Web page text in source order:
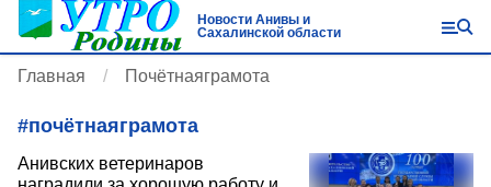
Новости Анивы и
Сахалинской области
Главная Почётнаяграмота
#почётнаяграмота
Анивских ветеринаров